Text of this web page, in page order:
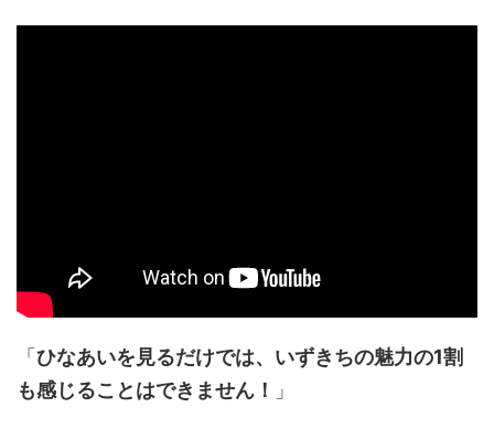
「ひなあいを見るだけでは、いずきちの魅力の1割
も感じることはできません！
」